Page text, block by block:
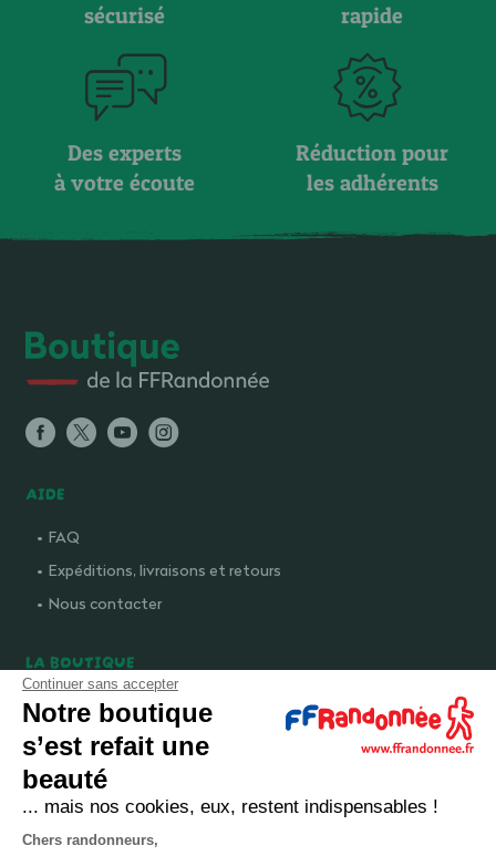
sécurisé
rapide
Des experts
à votre écoute
Réduction pour
les adhérents
AIDE
FAQ
Expéditions, livraisons et retours
Nous contacter
LA BOUTIQUE
Qui sommes-nous ?
Comment devenir adhérent ?
Mentions légales
CGV et politique de confidentialité
Cookies
Continuer sans accepter
Notre boutique
s’est refait une
beauté
... mais nos cookies, eux, restent indispensables !
Chers randonneurs,